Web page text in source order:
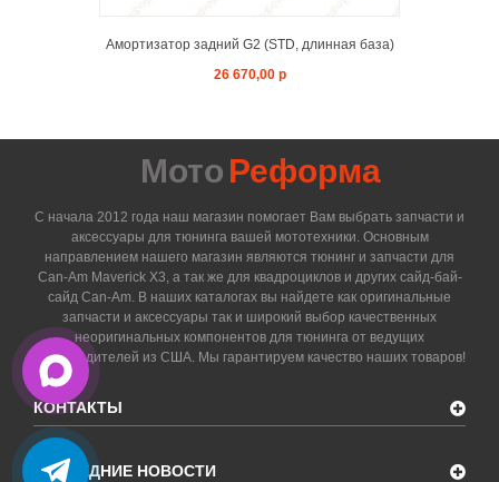
Амортизатор задний G2 (STD, длинная база)
26 670,00 р
Мото Реформа
С начала 2012 года наш магазин помогает Вам выбрать запчасти и
аксессуары для тюнинга вашей мототехники. Основным
направлением нашего магазин являются тюнинг и запчасти для
Can-Am Maverick X3, а так же для квадроциклов и других сайд-бай-
сайд Can-Am. В наших каталогах вы найдете как оригинальные
запчасти и аксессуары так и широкий выбор качественных
неоригинальных компонентов для тюнинга от ведущих
производителей из США. Мы гарантируем качество наших товаров!
КОНТАКТЫ
ПОСЛЕДНИЕ НОВОСТИ